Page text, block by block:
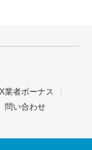
業者ボーナス
問い合わせ